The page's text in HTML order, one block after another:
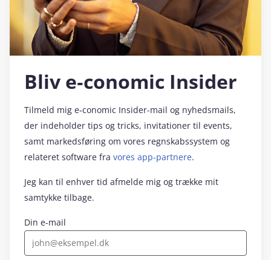
Bliv e‑conomic Insider
Tilmeld mig e‑conomic Insider-mail og nyhedsmails,
der indeholder tips og tricks, invitationer til events,
samt markedsføring om vores regnskabssystem og
relateret software fra vores app-partnere.
Jeg kan til enhver tid afmelde mig og trække mit
samtykke tilbage.
Din e-mail